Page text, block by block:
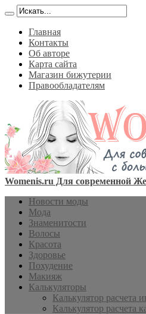
Главная
Контакты
Об авторе
Карта сайта
Магазин бижутерии
Правообладателям
Womenis.ru Для современной
Новости моды
Мода
Знаменитости
Волосы
Красота
Здоровье
Похудение
Макияж
Калькуляторы
Калькулятор расчета
Калькулятор расчета